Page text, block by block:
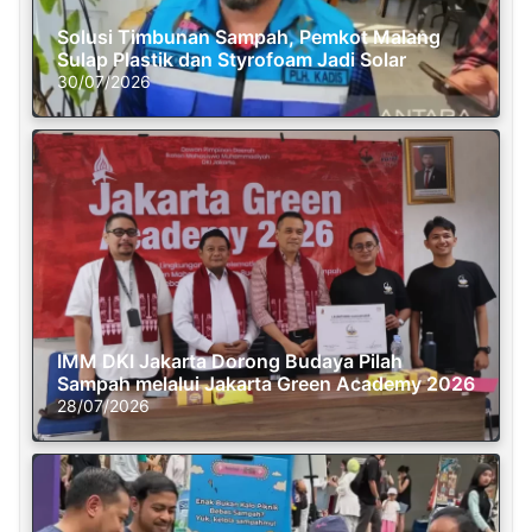
Solusi Timbunan Sampah, Pemkot Malang
Sulap Plastik dan Styrofoam Jadi Solar
30/07/2026
IMM DKI Jakarta Dorong Budaya Pilah
Sampah melalui Jakarta Green Academy 2026
28/07/2026